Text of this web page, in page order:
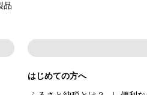
品
はじめての方へ